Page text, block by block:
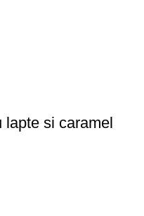
lapte si caramel